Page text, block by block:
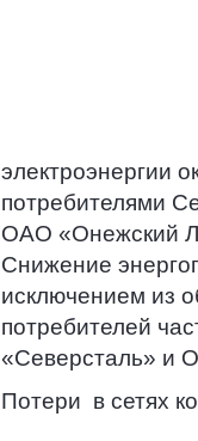
электроэнергии
потребителями
ОАО «Онежский
Снижение
исключением из
потребителей
«Северсталь» и
Потери в сетях